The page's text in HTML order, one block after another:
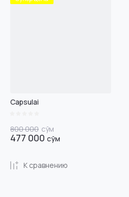
Capsulai
800 000 сўм
477 000 сўм
К сравнению